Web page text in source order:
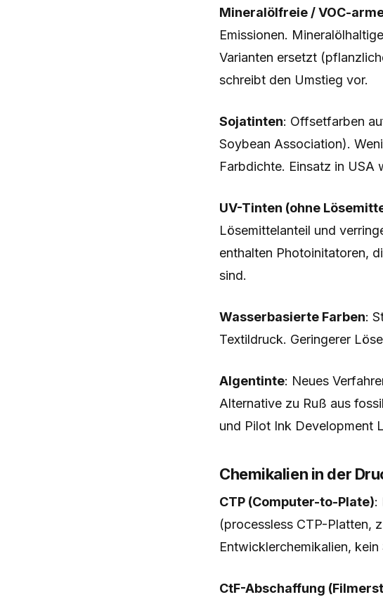
Mineralölfreie / VOC-
Emissionen.
Varianten ersetzt
schreibt den Umstieg vor.
Sojatinten: Offsetfarben
Soybean Association).
Farbdichte. Einsatz in USA
UV-Tinten (ohne
Lösemittelanteil und
enthalten Photoinitatoren,
sind.
Wasserbasierte Farben:
Textildruck. Geringerer
Algentinte: Neues
Alternative zu Ruß aus
und Pilot Ink Development
Chemikalien in der
CTP (Computer-to-Plate):
(processless CTP-Platten,
Entwicklerchemikalien,
CtF-Abschaffung